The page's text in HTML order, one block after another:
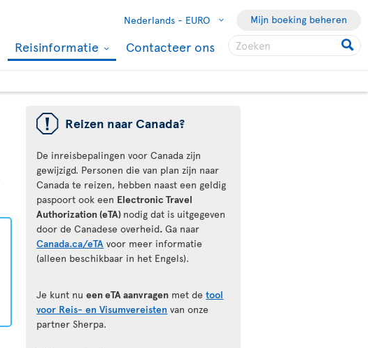
Nederlands - EURO Mijn boeking beheren
Reisinformatie Contacteer ons
ü Reizen naar Canada?
De inreisbepalingen voor Canada zijn
gewijzigd. Personen die van plan zijn naar
Canada te reizen, hebben naast een geldig
paspoort ook een Electronic Travel
Authorization (eTA) nodig dat is uitgegeven
door de Canadese overheid.Ga naar
Canada.ca/eTA voor meer informatie
(alleen beschikbaar in het Engels).
Je kunt nueen eTA aanvragen met detool
voor Reis- en Visumvereisten van onze
partner Sherpa.